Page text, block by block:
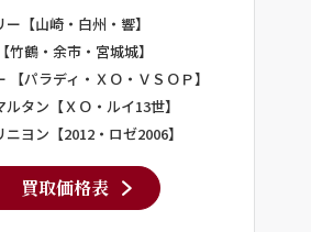
ー【山崎・白州・響】
竹鶴・余市・宮城城】
【パラディ・ＸＯ・ＶＳＯＰ】
ルタン【ＸＯ・ルイ13世】
ニヨン【2012・ロゼ2006】
買取価格表